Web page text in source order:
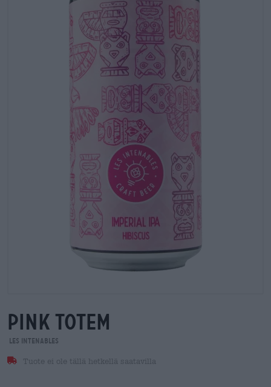
pink totem
Les Intenables
Tuote ei ole tällä hetkellä saatavilla